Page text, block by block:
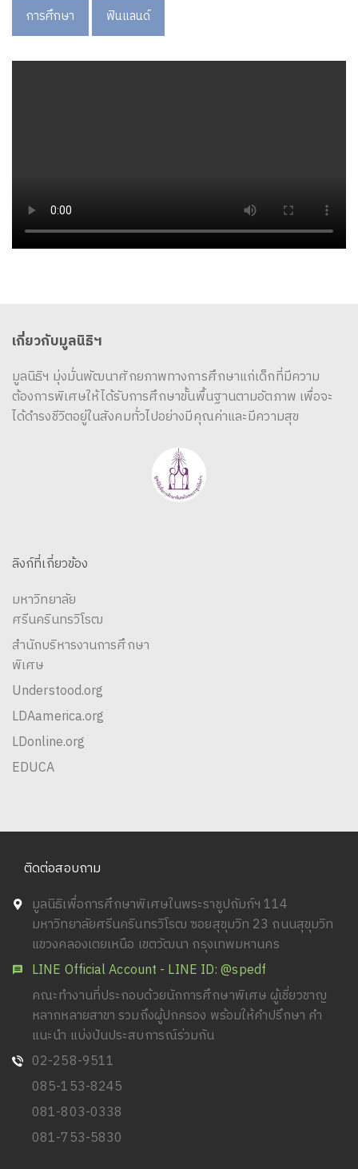
การศึกษา ฟินแลนด์
เกี่ยวกับมูลนิธิฯ
มูลนิธิฯ มุ่งมั่นพัฒนาศักยภาพทางการศึกษาแก่เด็กที่มีความ
ต้องการพิเศษให้ได้รับการศึกษาขั้นพื้นฐานตามอัตภาพ เพื่อจะ
ได้ดำรงชีวิตอยู่ในสังคมทั่วไปอย่างมีคุณค่าและมีความสุข
ลิงก์ที่เกี่ยวข้อง
มหาวิทยาลัย
ศรีนครินทรวิโรฒ
สำนักบริหารงานการศึกษา
พิเศษ
Understood.org
LDAamerica.org
LDonline.org
EDUCA
ติดต่อสอบถาม
มูลนิธิเพื่อการศึกษาพิเศษในพระราชูปถัมภ์ฯ 114
มหาวิทยาลัยศรีนครินทรวิโรฒ ซอยสุขุมวิท 23 ถนนสุขุมวิท
แขวงคลองเตยเหนือ เขตวัฒนา กรุงเทพมหานคร
LINE Official Account - LINE ID: @spedf
คณะทำงานที่ประกอบด้วยนักการศึกษาพิเศษ ผู้เชี่ยวชาญ
หลากหลายสาขา รวมถึงผู้ปกครอง พร้อมให้คำปรึกษา คำ
แนะนำ แบ่งปันประสบการณ์ร่วมกัน
02-258-9511
085-153-8245
081-803-0338
081-753-5830